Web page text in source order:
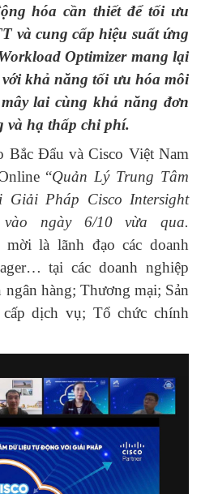
hóa cần thiết để tối ưu
và cung cấp hiệu suất ứng
Optimizer mang lại
khả năng tối ưu hóa môi
lai cùng khả năng đơn
và hạ thấp chi phí.
Bắc Đẩu và Cisco Việt Nam
“Quản Lý Trung Tâm
Pháp Cisco Intersight
vào ngày 6/10 vừa qua.
là lãnh đạo các doanh
tại các doanh nghiệp
hàng; Thương mại; Sản
dịch vụ; Tổ chức chính